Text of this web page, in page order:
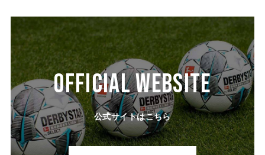
OFFICIAL WEBSITE
公式サイトはこちら